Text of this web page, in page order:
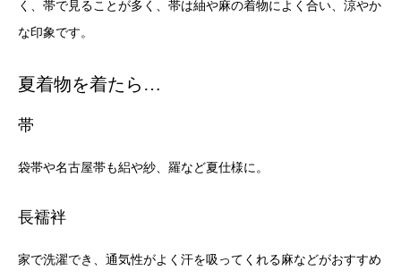
く、帯で見ることが多く、帯は紬や麻の着物によく合い、涼やか
な印象です。
夏着物を着たら…
帯
袋帯や名古屋帯も絽や紗、羅など夏仕様に。
長襦袢
家で洗濯でき、通気性がよく汗を吸ってくれる麻などがおすすめ